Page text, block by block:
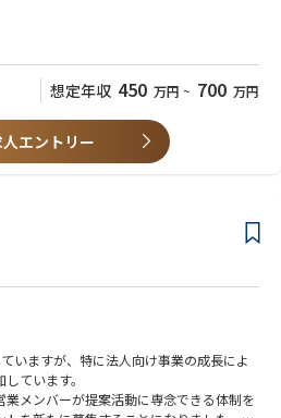
ルです。
ポートグループに所属していただき、収
接に関わりながら、以下の業務を中心にご
発や土地開発事業の一連の契約業務を通じ
図るとともに、不動産のプロフェッショナ
随する作業（開発担当との打合せ、特約
に付随する作業（資料収集、物件確認、
のメール対応、社内調整、製本等）
想定年収 450 万円 ~ 700 万円
エントリー
いますが、特に法人向け事業の成長によ
ています。
メンバーが提案活動に専念できる体制を